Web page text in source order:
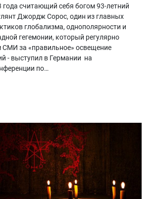
года считающий себя богом 93-летний
Джордж Сорос, один из главных
глобализма, однополярности и
гегемонии, который регулярно
СМИ за «правильное» освещение
- выступил в Германии на
по…